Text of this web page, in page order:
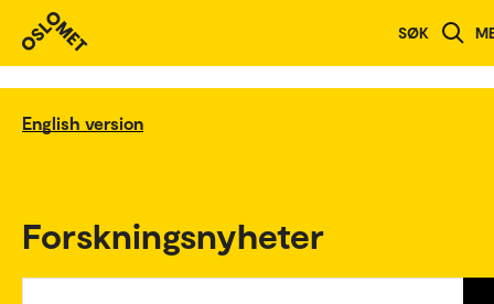
SØK
English version
Forskningsnyheter